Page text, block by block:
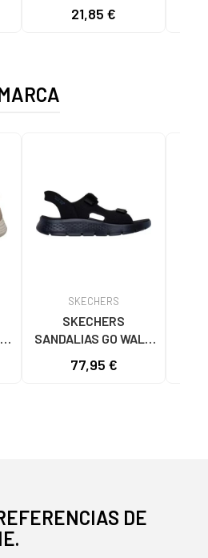
MARINO AZUL UNISEX
21,85 €
SKECHERS
SKECHERS
SANDALIAS GO WALK
NEGRAS NEGRO
77,95 €
DE